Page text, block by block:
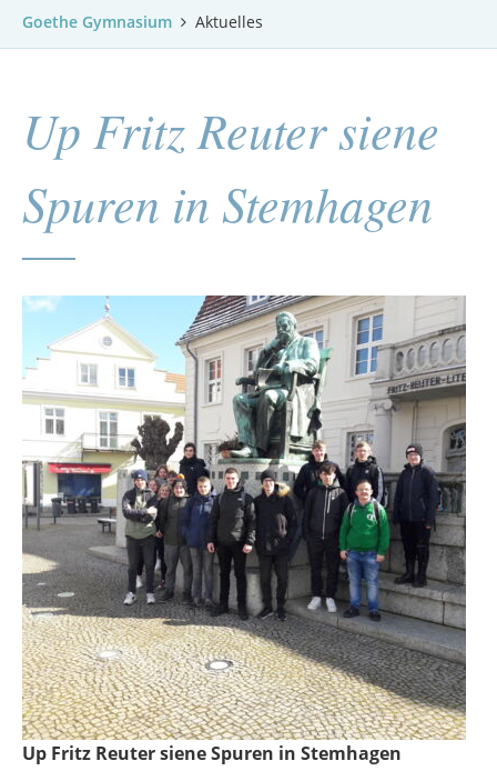
Goethe Gymnasium Aktuelles
Up Fritz Reuter siene
Spuren in Stemhagen
Up Fritz Reuter siene Spuren in Stemhagen